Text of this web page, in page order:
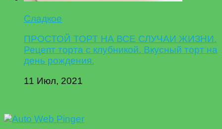
Сладкое
ПРОСТОЙ ТОРТ НА ВСЕ СЛУЧАИ ЖИЗНИ.
Рецепт торта с клубникой. Вкусный торт на
день рождения.
11 Июл, 2021